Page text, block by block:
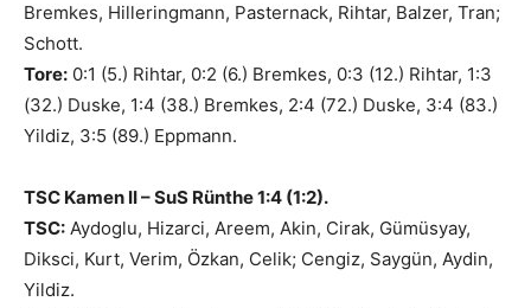
Bremkes, Hilleringmann, Pasternack, Rihtar, Balzer, Tran;
Schott.
Tore: 0:1 (5.) Rihtar, 0:2 (6.) Bremkes, 0:3 (12.) Rihtar, 1:3
(32.) Duske, 1:4 (38.) Bremkes, 2:4 (72.) Duske, 3:4 (83.)
Yildiz, 3:5 (89.) Eppmann.
TSC Kamen II – SuS Rünthe 1:4 (1:2).
TSC: Aydoglu, Hizarci, Areem, Akin, Cirak, Gümüsyay,
Diksci, Kurt, Verim, Özkan, Celik; Cengiz, Saygün, Aydin,
Yildiz.